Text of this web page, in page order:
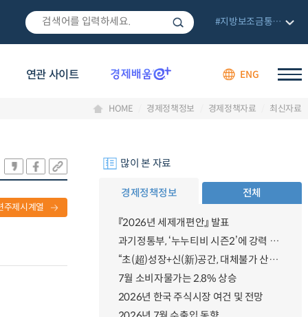
연관 사이트 ENG
#지방보조금통합관리망
HOME 경제정책정보 경제정책자료 최신자료
주제시계열
많이 본 자료
경제정책정보 전체
『2026년 세제개편안』 발표
과기정통부, ‘누누티비 시즌2’에 강력 대응 의지 밝혀
“초(超)성장+신(新)공간, 대체불가 산업강국”
7월 소비자물가는 2.8% 상승
2026년 한국 주식시장 여건 및 전망